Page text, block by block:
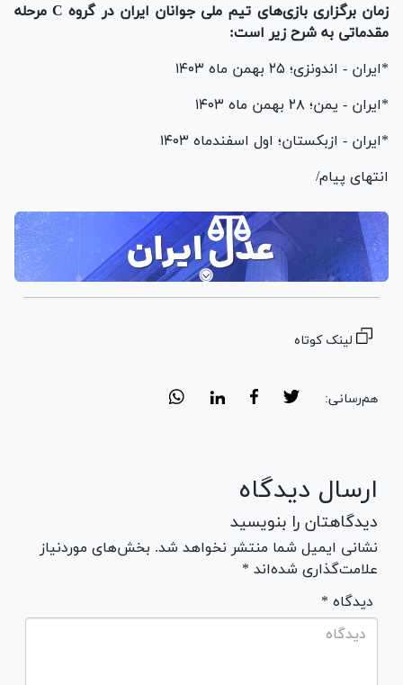
زمان برگزاری بازی‌های تیم ملی جوانان ایران در گروه C مرحله
مقدماتی به شرح زیر است:
*ایران - اندونزی؛ ۲۵ بهمن ماه ۱۴۰۳
*ایران - یمن؛ ۲۸ بهمن ماه ۱۴۰۳
*ایران - ازبکستان؛ اول اسفندماه ۱۴۰۳
انتهای پیام/
لینک کوتاه
هم‌رسانی:
ارسال دیدگاه
دیدگاهتان را بنویسید
نشانی ایمیل شما منتشر نخواهد شد. بخش‌های موردنیاز
علامت‌گذاری شده‌اند *
* دیدگاه